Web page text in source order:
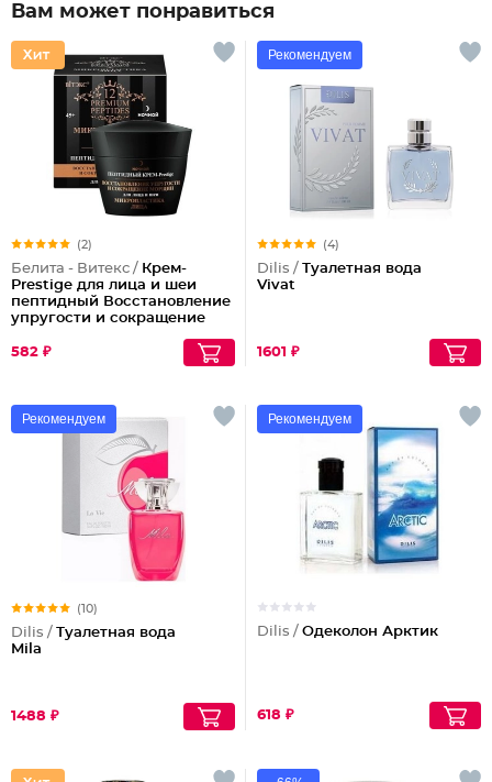
Вам может понравиться
(2)
Белита - Витекс / Крем-
Prestige для лица и шеи
пептидный Восстановление
упругости и сокращение
582 ₽
Рекомендуем
(4)
Dilis / Туалетная вода
Vivat
1601 ₽
Рекомендуем
(10)
Dilis / Туалетная вода
Mila
1488 ₽
Рекомендуем
Dilis / Одеколон Арктик
618 ₽